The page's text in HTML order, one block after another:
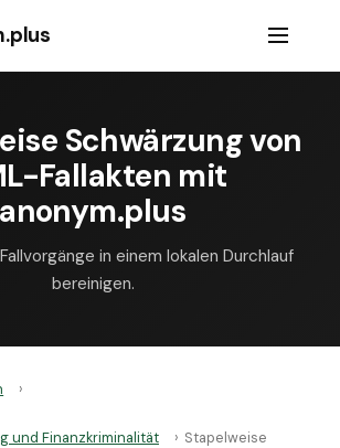
Schwärzung von
Fallakten mit
anonym.plus
in einem lokalen Durchlauf
bereinigen.
›
und Finanzkriminalität › Stapelweise